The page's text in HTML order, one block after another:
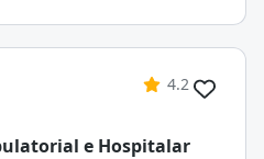
4.2
e Hospitalar